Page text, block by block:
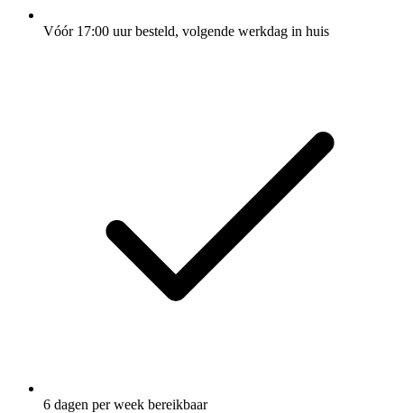
Vóór 17:00 uur besteld, volgende werkdag in huis
6 dagen per week bereikbaar